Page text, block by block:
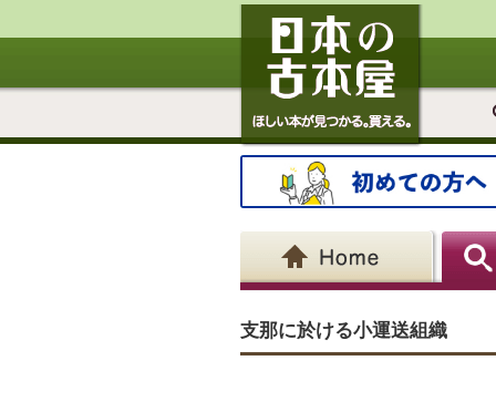
支那に於ける小運送組織